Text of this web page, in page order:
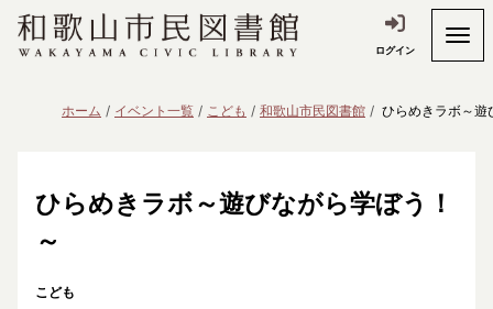
ログイン
ホーム イベント一覧 こども 和歌山市民図書館 ひらめきラボ～遊
ひらめきラボ～遊びながら学ぼう！
～
こども